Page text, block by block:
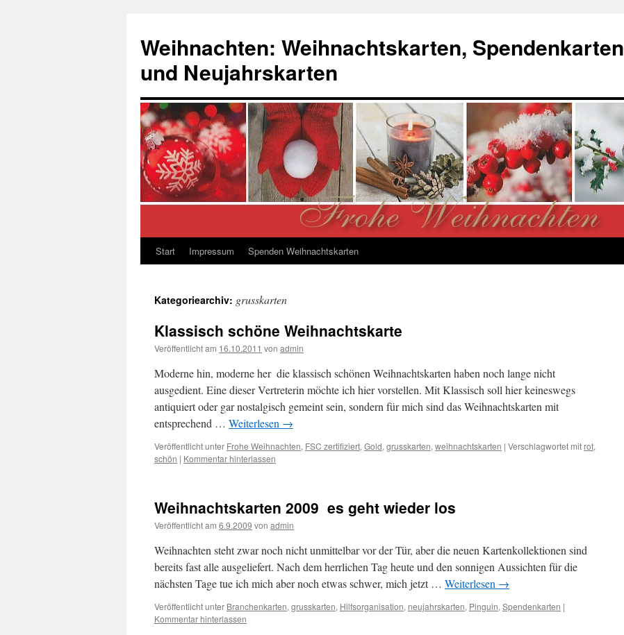
springen
Weihnachten: Weihnachtskarten, Spendenkarten
und Neujahrskarten
Start Impressum Spenden Weihnachtskarten
Kategoriearchiv: grusskarten
Klassisch schöne Weihnachtskarte
Veröffentlicht am 16.10.2011 von admin
Moderne hin, moderne her  die klassisch schönen Weihnachtskarten haben noch lange nicht
ausgedient. Eine dieser Vertreterin möchte ich hier vorstellen. Mit Klassisch soll hier keineswegs
antiquiert oder gar nostalgisch gemeint sein, sondern für mich sind das Weihnachtskarten mit
entsprechend … Weiterlesen →
Veröffentlicht unter Frohe Weihnachten, FSC zertifiziert, Gold, grusskarten, weihnachtskarten | Verschlagwortet mit rot,
schön | Kommentar hinterlassen
Weihnachtskarten 2009  es geht wieder los
Veröffentlicht am 6.9.2009 von admin
Weihnachten steht zwar noch nicht unmittelbar vor der Tür, aber die neuen Kartenkollektionen sind
bereits fast alle ausgeliefert. Nach dem herrlichen Tag heute und den sonnigen Aussichten für die
nächsten Tage tue ich mich aber noch etwas schwer, mich jetzt … Weiterlesen →
Veröffentlicht unter Branchenkarten, grusskarten, Hilfsorganisation, neujahrskarten, Pinguin, Spendenkarten |
Kommentar hinterlassen